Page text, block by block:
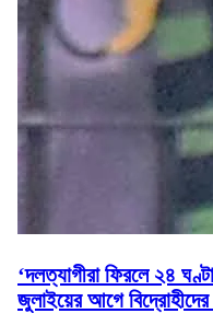
‘দলত্যাগীরা ফিরলে ২৪
জুলাইয়ের আগে